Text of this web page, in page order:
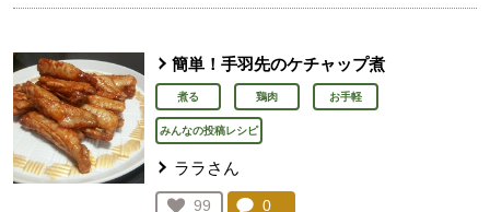
簡単！手羽先のケチャップ煮
煮る 鶏肉 お手軽
みんなの投稿レシピ
ララさん
お気に入り登録：
99
コメント：
0